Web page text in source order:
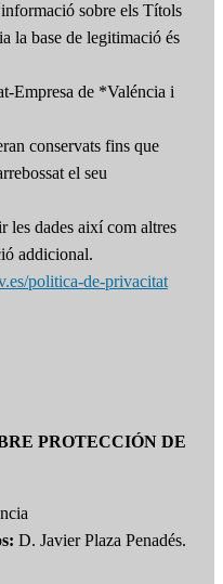
sobre els Títols
la base de legitimació és
Empresa de *Valéncia i
conservats fins que
el seu
les dades així com altres
addicional.
politica-de-privacitat
PROTECCIÓN DE
D. Javier Plaza Penadés.